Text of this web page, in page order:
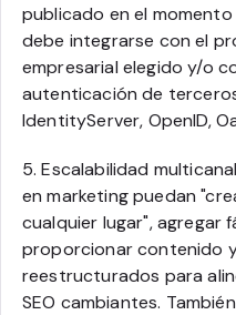
publicado en el
debe integrarse con el
empresarial elegido y/o
autenticación de
IdentityServer, OpenID,
5. Escalabilidad
en marketing puedan
cualquier lugar", agregar
proporcionar contenido
reestructurados para
SEO cambiantes.